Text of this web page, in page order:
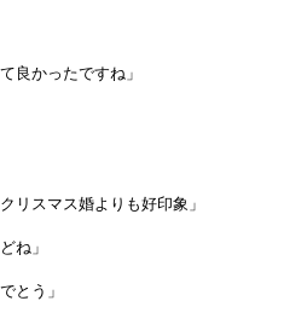
良かったですね」
リスマス婚よりも好印象」
ね」
とう」